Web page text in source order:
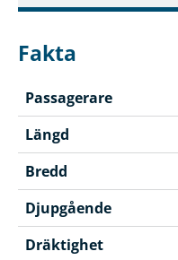
Fakta
Passagerare
Längd
Bredd
Djupgående
Dräktighet